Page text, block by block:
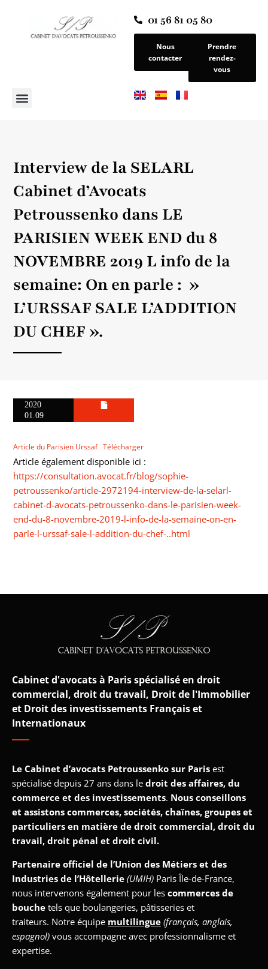
01 56 81 05 80
Nous
contacter
Prendre
rendez-
vous
Interview de la SELARL
Cabinet d’Avocats
Petroussenko dans LE
PARISIEN WEEK END du 8
NOVEMBRE 2019 L info de la
semaine: On en parle : »
L’URSSAF SALE L’ADDITION
DU CHEF ».
2020
01.09
Article du Parisien Urssaf Télécharger
Article également disponible ici :
https://consultation.avocat.fr/blog/sophie-
petroussenko/article-2972194-interview-de-la-selarl-
cabinet-d-avocats-petroussenko-dans-le-parisien-week-
end-du-8-novembre-2019-l-info-de-la-semaine-on-en-
parle-l-urssaf-sale-l-addition-du-chef-..html
Cabinet d'avocats à Paris spécialisé en droit
commercial, droit du travail, Droit de l'Immobilier
et Droit des investissements Français et
Internationaux
Le Cabinet d’avocats Petroussenko sur Paris est
spécialisé depuis 27 ans dans le droit des affaires, du
commerce et des investissements. Nous conseillons
et assistons commerces, sociétés, chaînes, groupes et
particuliers en matière de droit commercial, droit du
travail, droit pénal et droit civil.
Partenaire officiel de l’Union des Métiers et des
Industries de l’Hôtellerie (UMIH) Paris Île-de-France,
nous intervenons également pour les commerces de
bouche tels que boulangeries, pâtisseries et
traiteurs. Notre équipe multilingue (français, anglais,
espagnol) vous accompagne avec professionnalisme et
expertise.